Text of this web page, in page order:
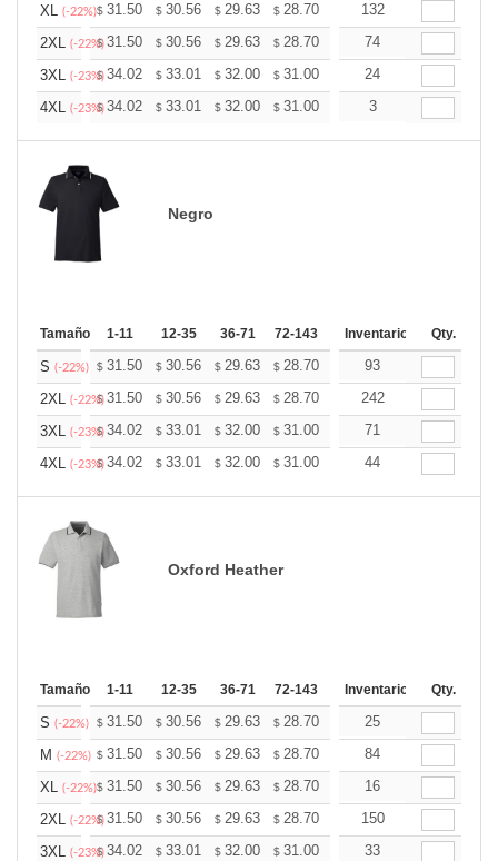
XL (-22%)$ 31.50 $ 30.56 $ 29.63 $ 28.70 27.76
132
2XL (-22%)
$31.50 $ 30.56 $ 29.63 $ 28.70 27.76
74
3XL (-23%)
$34.02 $ 33.01 $ 32.00 $ 31.00 29.99
24
4XL (-23%)
$34.02 $ 33.01 $ 32.00 $ 31.00 29.99
3
Negro
Tamaño 1-11 12-35 36-71 72-143 144-287 288 +
Inventario Qty.
S (-22%) $ 31.50 $ 30.56 $ 29.63 $ 28.70 27.76
93
2XL (-22%)
$31.50 $ 30.56 $ 29.63 $ 28.70 27.76
242
3XL (-23%)
$34.02 $ 33.01 $ 32.00 $ 31.00 29.99
71
4XL (-23%)
$34.02 $ 33.01 $ 32.00 $ 31.00 29.99
44
Oxford Heather
Tamaño 1-11 12-35 36-71 72-143 144-287 288 +
Inventario Qty.
S (-22%) $ 31.50 $ 30.56 $ 29.63 $ 28.70 27.76
25
M (-22%) $ 31.50 $ 30.56 $ 29.63 $ 28.70 27.76
84
XL (-22%)$ 31.50 $ 30.56 $ 29.63 $ 28.70 27.76
16
2XL (-22%)
$31.50 $ 30.56 $ 29.63 $ 28.70 27.76
150
3XL (-23%)
$34.02 $ 33.01 $ 32.00 $ 31.00 29.99
33